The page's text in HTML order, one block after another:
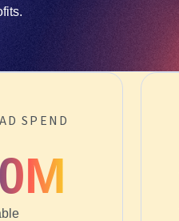
SPEND